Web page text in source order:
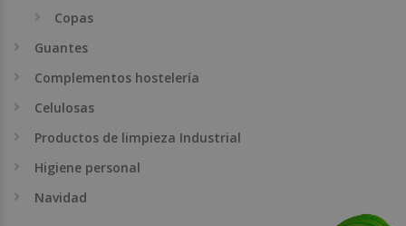
Copas
Guantes
Complementos hostelería
Celulosas
Productos de limpieza Industrial
Higiene personal
Navidad